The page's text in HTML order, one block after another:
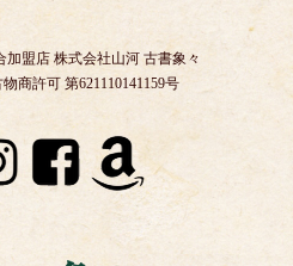
加盟店 株式会社山河 古書象々
商許可 第621110141159号